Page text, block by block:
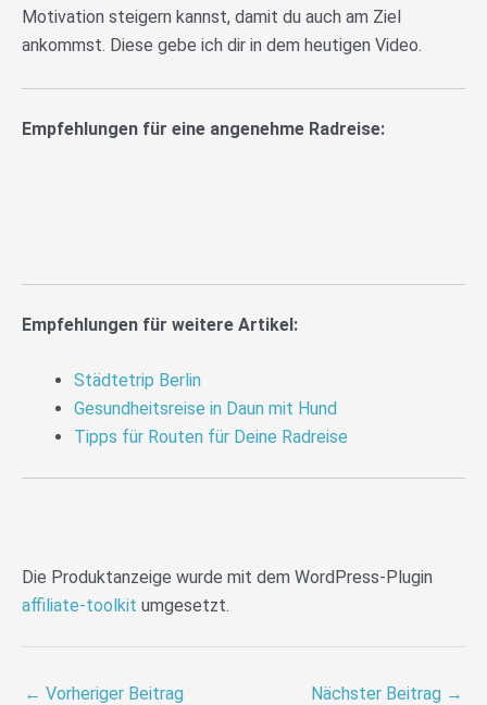
Motivation steigern kannst, damit du auch am Ziel
ankommst. Diese gebe ich dir in dem heutigen Video.
Empfehlungen für eine angenehme Radreise:
Empfehlungen für weitere Artikel:
Städtetrip Berlin
Gesundheitsreise in Daun mit Hund
Tipps für Routen für Deine Radreise
Die Produktanzeige wurde mit dem WordPress-Plugin
affiliate-toolkit umgesetzt.
← Vorheriger Beitrag Nächster Beitrag →